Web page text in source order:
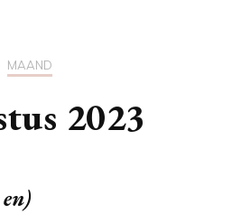
MAAND
2023